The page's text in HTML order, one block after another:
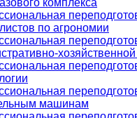
по агрономии
машинам